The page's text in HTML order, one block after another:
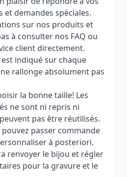
demandes spéciales.
sur nos produits et
à consulter nos FAQ ou
client directement.
indiqué sur chaque
rallonge absolument pas
la bonne taille! Les
ne sont ni repris ni
pas être réutilisés.
passer commande
à posteriori.
renvoyer le bijou et régler
pour la gravure et le